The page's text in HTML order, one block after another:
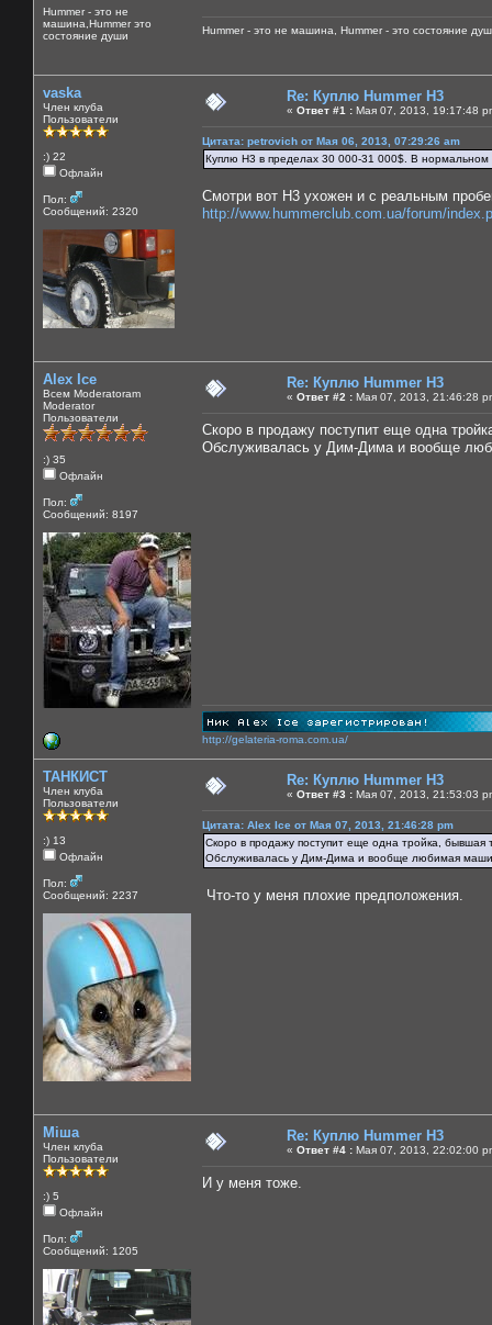
Hummer - это не
машина,Hummer это
состояние души
Hummer - это не машина, Hummer - это состояние
vaska
Член клуба
Пользователи
:) 22
Офлайн
Пол:
Сообщений: 2320
Re: Куплю Hummer H3
« Ответ #1 : Мая 07, 2013, 19:17:48
Цитата: petrovich от Мая 06, 2013, 07:29:26 am
Куплю Н3 в пределах 30 000-31 000$. В нормальном
Смотри вот Н3 ухожен и с реальным
http://www.hummerclub.com.ua/forum/
Alex Ice
Всем Moderatoram
Moderator
Пользователи
:) 35
Офлайн
Пол:
Сообщений: 8197
Re: Куплю Hummer H3
« Ответ #2 : Мая 07, 2013, 21:46:28
Скоро в продажу поступит еще одна
Обслуживалась у Дим-Дима и вообще
http://gelateria-roma.com.ua/
ТАНКИСТ
Член клуба
Пользователи
:) 13
Офлайн
Пол:
Сообщений: 2237
Re: Куплю Hummer H3
« Ответ #3 : Мая 07, 2013, 21:53:03
Цитата: Alex Ice от Мая 07, 2013, 21:46:28 pm
Скоро в продажу поступит еще одна тройка, бывшая
Обслуживалась у Дим-Дима и вообще любимая
Что-то у меня плохие предположения.
Міша
Член клуба
Пользователи
:) 5
Офлайн
Пол:
Сообщений: 1205
Re: Куплю Hummer H3
« Ответ #4 : Мая 07, 2013, 22:02:00
И у меня тоже.